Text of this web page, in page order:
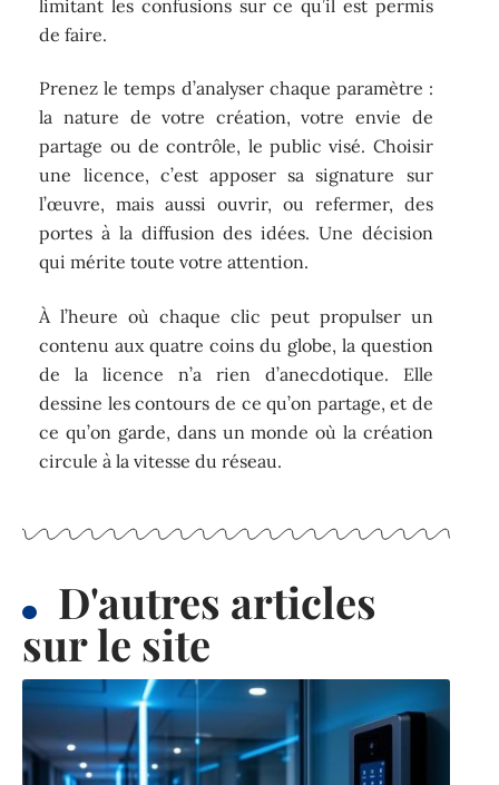
limitant les confusions sur ce qu’il est permis
de faire.
Prenez le temps d’analyser chaque paramètre :
la nature de votre création, votre envie de
partage ou de contrôle, le public visé. Choisir
une licence, c’est apposer sa signature sur
l’œuvre, mais aussi ouvrir, ou refermer, des
portes à la diffusion des idées. Une décision
qui mérite toute votre attention.
À l’heure où chaque clic peut propulser un
contenu aux quatre coins du globe, la question
de la licence n’a rien d’anecdotique. Elle
dessine les contours de ce qu’on partage, et de
ce qu’on garde, dans un monde où la création
circule à la vitesse du réseau.
D'autres articles
sur le site